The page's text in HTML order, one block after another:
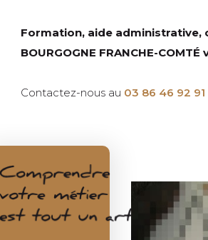
Formation, aide administrative,
BOURGOGNE FRANCHE-
Contactez-nous au 03 86 46 92 91